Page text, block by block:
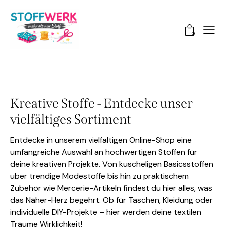
0
Kreative Stoffe - Entdecke unser
vielfältiges Sortiment
Entdecke in unserem vielfältigen Online-Shop eine
umfangreiche Auswahl an hochwertigen Stoffen für
deine kreativen Projekte. Von kuscheligen Basicsstoffen
über trendige Modestoffe bis hin zu praktischem
Zubehör wie Mercerie-Artikeln findest du hier alles, was
das Näher-Herz begehrt. Ob für Taschen, Kleidung oder
individuelle DIY-Projekte – hier werden deine textilen
Träume Wirklichkeit!